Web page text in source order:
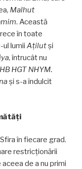
Malhut
. Această
în toate
-ul lumii Aţilutși
, întrucât nu
HGT NHYM.
şi s-a îndulcit
în fiecare grad.
restricţionării
de a nu primi